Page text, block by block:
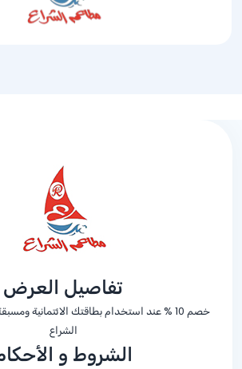
تفاصيل العرض
خصم % 10 عند استخدام بطاقتك الائتمانية
الشراع
الشروط و